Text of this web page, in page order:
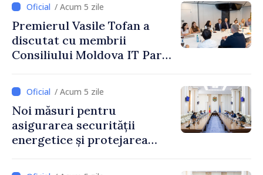
/ Acum 5 zile
Premierul Vasile Tofan a
discutat cu membrii
Consiliului Moldova IT Park:
industriei IT”
/ Acum 5 zile
Noi măsuri pentru
asigurarea securității
energetice și protejarea
de CNMC